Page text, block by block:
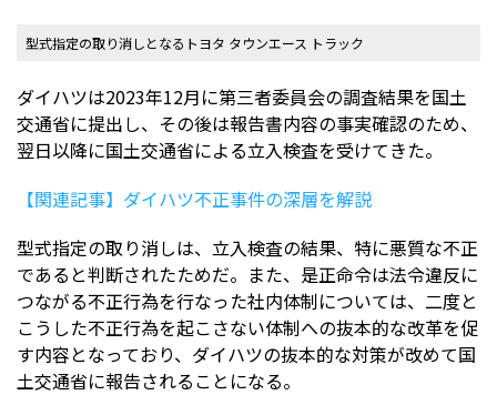
型式指定の取り消しとなるトヨタ タウンエース トラック
ダイハツは2023年12月に第三者委員会の調査結果を国土
交通省に提出し、その後は報告書内容の事実確認のため、
翌日以降に国土交通省による立入検査を受けてきた。
【関連記事】ダイハツ不正事件の深層を解説
型式指定の取り消しは、立入検査の結果、特に悪質な不正
であると判断されたためだ。また、是正命令は法令違反に
つながる不正行為を行なった社内体制については、二度と
こうした不正行為を起こさない体制への抜本的な改革を促
す内容となっており、ダイハツの抜本的な対策が改めて国
土交通省に報告されることになる。